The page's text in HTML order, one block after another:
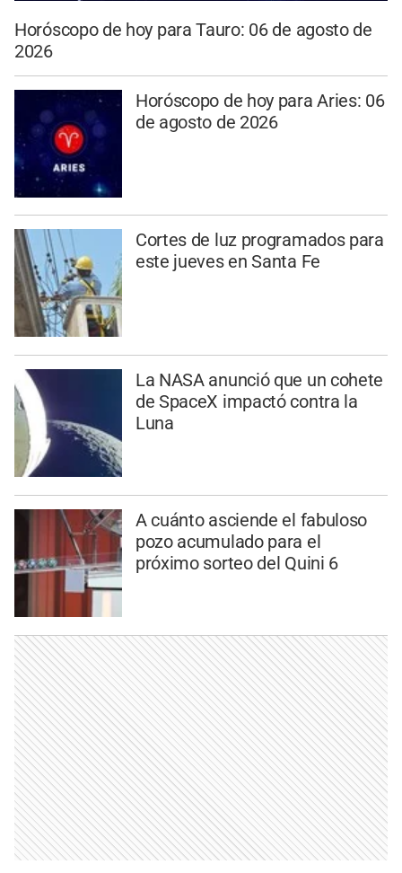
Horóscopo de hoy para Tauro: 06 de agosto de
2026
Horóscopo de hoy para Aries: 06
de agosto de 2026
Cortes de luz programados para
este jueves en Santa Fe
La NASA anunció que un cohete
de SpaceX impactó contra la
Luna
A cuánto asciende el fabuloso
pozo acumulado para el
próximo sorteo del Quini 6